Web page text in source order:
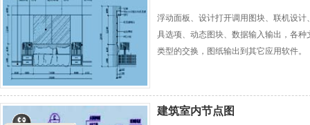
浮动面板、设计打开调用图块、联机设计
具选项、动态图块、数据输入输出，各种
类型的交换，图纸输出到其它应用软件。
建筑室内节点图